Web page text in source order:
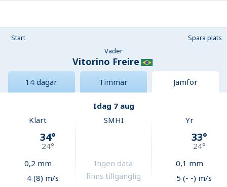
Start
Spara plats
Väder
Vitorino Freire
14 dagar Timmar Jämför
Idag 7 aug
Klart
34°
24°
0,2 mm
4 (8) m/s
SMHI
Ingen data
finns tillgänglig
Yr
33°
24°
0,1 mm
5 (- -) m/s